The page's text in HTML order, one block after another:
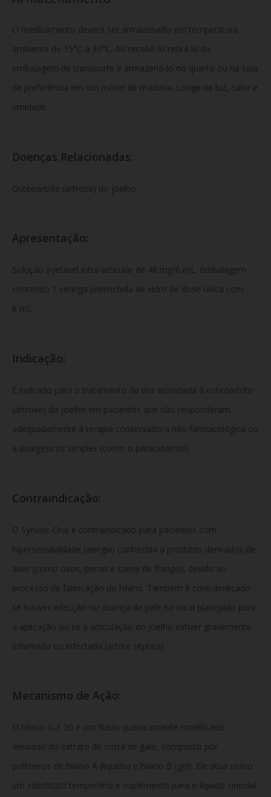
O medicamento deverá ser armazenado em temperatura
ambiente de 15°C a 30°C. Ao recebê-lo retirá-lo da
embalagem de transporte e armazená-lo no quarto ou na sala
de preferência em um móvel de madeira. Longe de luz, calor e
umidade.
Doenças Relacionadas:
Osteoartrite (artrose) do joelho.
Apresentação:
Solução injetável intra-articular de 48 mg/6 mL. Embalagem
contendo 1 seringa preenchida de vidro de dose única com
6 mL.
Indicação:
É indicado para o tratamento da dor associada à osteoartrite
(artrose) do joelho em pacientes que não responderam
adequadamente à terapia conservadora não farmacológica ou
a analgésicos simples (como o paracetamol).
Contraindicação:
O Synvisc-One é contraindicado para pacientes com
hipersensibilidade (alergia) conhecida a produtos derivados de
aves (como ovos, penas e carne de frango), devido ao
processo de fabricação do hilano. Também é contraindicado
se houver infecção ou doença de pele no local planejado para
a aplicação ou se a articulação do joelho estiver gravemente
inflamada ou infectada (artrite séptica).
Mecanismo de Ação:
O hilano G-F 20 é um fluido quimicamente modificado
derivado do extrato de crista de galo, composto por
polímeros de hilano A (líquido) e hilano B (gel). Ele atua como
um substituto temporário e suplemento para o líquido sinovial